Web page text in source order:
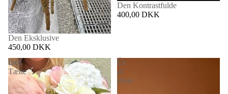
Den Eksklusive
450,00 DKK
Den Kontrastfulde
400,00 DKK
Den
Tætte
Én
af
Hver